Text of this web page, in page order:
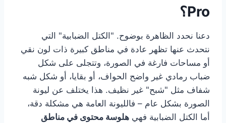
Pro؟
دعنا نحدد الظاهرة بوضوح. "الكتل الضبابية" التي
نتحدث عنها تظهر عادة في مناطق كبيرة ذات لون نقي
أو مساحات فارغة في الصورة، وتتجلى على شكل
ضباب رمادي غير واضح الحواف، أو بقايا، أو شكل شبه
شفاف مثل "شبح" غير نظيف. هذا يختلف عن ليونة
الصورة بشكل عام – فالليونة العامة هي مشكلة دقة،
أما الكتل الضبابية فهي هلوسة محتوى في مناطق